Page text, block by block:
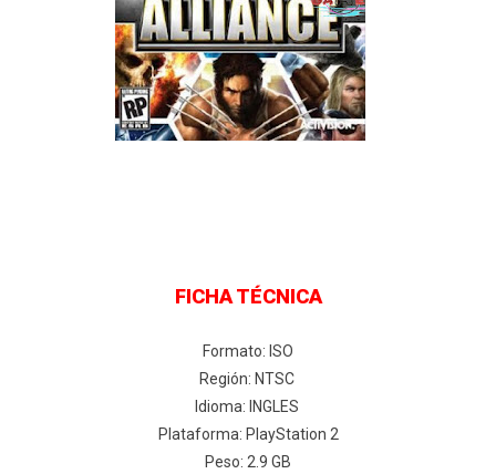
FICHA TÉCNICA
Formato: ISO
Región: NTSC
Idioma: INGLES
Plataforma: PlayStation 2
Peso: 2.9 GB